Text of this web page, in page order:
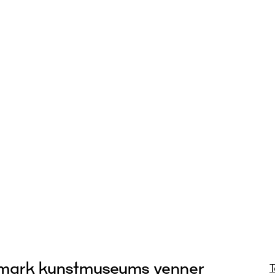
kunstmuseums venner